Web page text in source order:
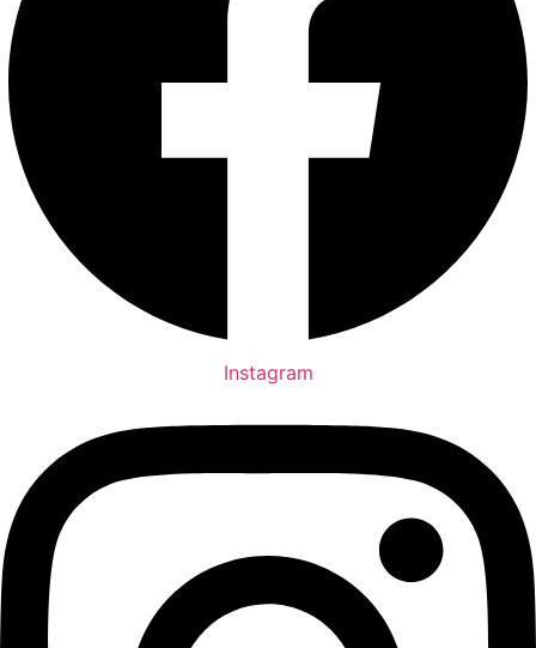
Instagram